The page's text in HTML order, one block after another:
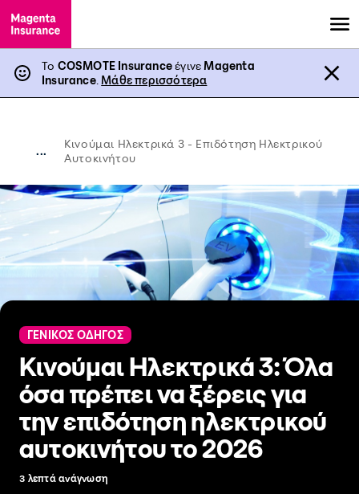
Το COSMOTE InsuranceέγινεMagenta
Insurance. Μάθε περισσότερα
...
Κινούμαι Ηλεκτρικά 3 - Επιδότηση Ηλεκτρικού
Αυτοκινήτου
ΓΕΝΙΚΟΣ ΟΔΗΓΟΣ
Κινούμαι Ηλεκτρικά 3: Όλα
όσα πρέπει να ξέρεις για
την επιδότηση ηλεκτρικού
αυτοκινήτου το 2026
3 λεπτά ανάγνωση